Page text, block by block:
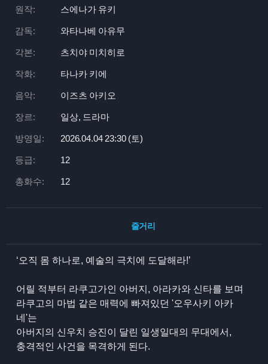
원작: 스에나가 유키
감독: 와타나베 아유무
각본: 츠치야 미치히로
작화: 타나카 키에
음악: 이즈츠 아키오
장르: 일상, 드라마
방영일: 2026.04.04 23:30 (토)
등급: 12
총화수: 12
줄거리
‘오직 몸 하나로, 예술의 극치에 도달해라!’
어릴 적부터 라쿠고가인 아버지, 아라카와 신타를 보며
라쿠고의 마법 같은 매력에 빠져있던 '오우사키 아카
네'는
아버지의 신우치 승진이 달린 일생일대의 무대에서,
충격적인 사건을 목격하게 된다.